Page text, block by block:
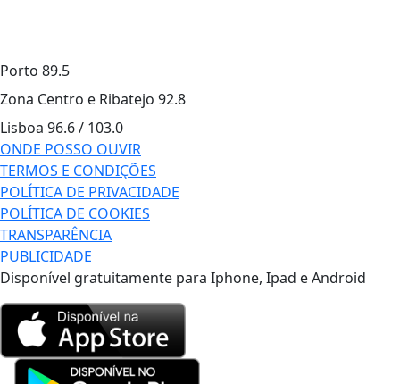
Porto 89.5
Zona Centro e Ribatejo 92.8
Lisboa 96.6 / 103.0
ONDE POSSO OUVIR
TERMOS E CONDIÇÕES
POLÍTICA DE PRIVACIDADE
POLÍTICA DE COOKIES
TRANSPARÊNCIA
PUBLICIDADE
Disponível gratuitamente para Iphone, Ipad e Android